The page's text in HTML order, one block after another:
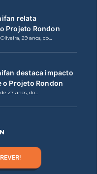
relata
Projeto Rondon
29 anos, do…
destaca impacto
Projeto Rondon
27 anos, do…